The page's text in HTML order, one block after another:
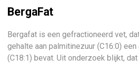
BergaFat
Bergafat is een gefractioneerd vet,
gehalte aan palmitinezuur (C16:0)
(C18:1) bevat. Uit onderzoek blijkt,